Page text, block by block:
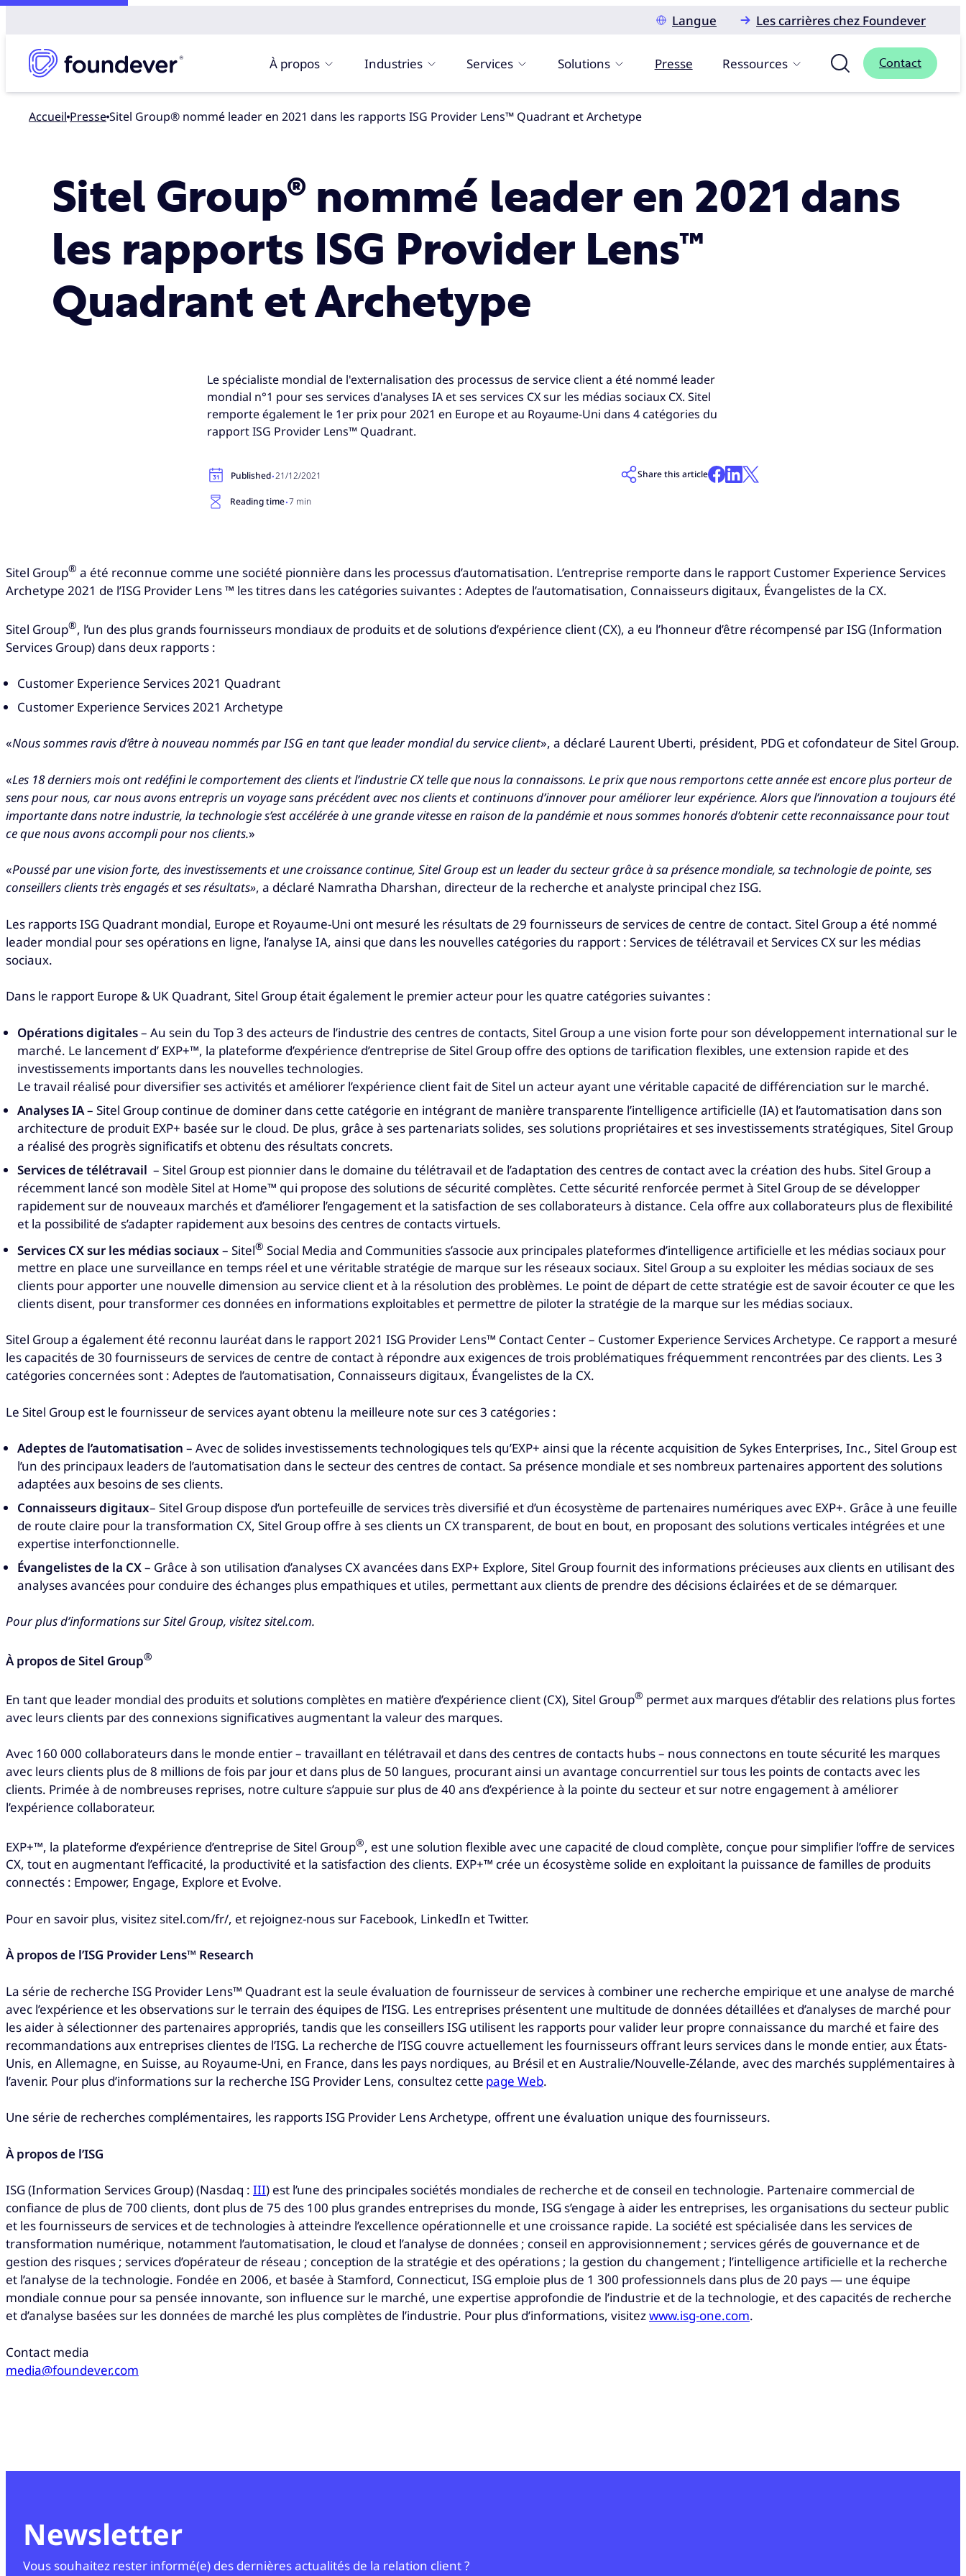
Langue
Les carrières chez Foundever
À propos Industries Services Solutions Presse Ressources Contact
Accueil presse Sitel Group® nommé leader en 2021 dans les rapports ISG Provider Lens™ Quadrant et Archetype
Sitel Group® nommé leader en 2021 dans
les rapports ISG Provider Lens™
Quadrant et Archetype
Le spécialiste mondial de l'externalisation des processus de service client a été nommé leader
mondial n°1 pour ses services d'analyses IA et ses services CX sur les médias sociaux CX. Sitel
remporte également le 1er prix pour 2021 en Europe et au Royaume-Uni dans 4 catégories du
rapport ISG Provider Lens™ Quadrant.
Published·21/12/2021
Reading time·7 min
Share this article
Sitel Group® a été reconnue comme une société pionnière dans les processus d’automatisation. L’entreprise remporte dans le rapport Customer Experience Services
Archetype 2021 de l’ISG Provider Lens ™ les titres dans les catégories suivantes : Adeptes de l’automatisation, Connaisseurs digitaux, Évangelistes de la CX.
Sitel Group®, l’un des plus grands fournisseurs mondiaux de produits et de solutions d’expérience client (CX), a eu l’honneur d’être récompensé par ISG (Information
Services Group) dans deux rapports :
Customer Experience Services 2021 Quadrant
Customer Experience Services 2021 Archetype
«Nous sommes ravis d’être à nouveau nommés par ISG en tant que leader mondial du service client», a déclaré Laurent Uberti, président, PDG et cofondateur de Sitel Group.
«Les 18 derniers mois ont redéfini le comportement des clients et l’industrie CX telle que nous la connaissons. Le prix que nous remportons cette année est encore plus porteur de
sens pour nous, car nous avons entrepris un voyage sans précédent avec nos clients et continuons d’innover pour améliorer leur expérience. Alors que l’innovation a toujours été
importante dans notre industrie, la technologie s’est accélérée à une grande vitesse en raison de la pandémie et nous sommes honorés d’obtenir cette reconnaissance pour tout
ce que nous avons accompli pour nos clients.»
«Poussé par une vision forte, des investissements et une croissance continue, Sitel Group est un leader du secteur grâce à sa présence mondiale, sa technologie de pointe, ses
conseillers clients très engagés et ses résultats», a déclaré Namratha Dharshan, directeur de la recherche et analyste principal chez ISG.
Les rapports ISG Quadrant mondial, Europe et Royaume-Uni ont mesuré les résultats de 29 fournisseurs de services de centre de contact. Sitel Group a été nommé
leader mondial pour ses opérations en ligne, l’analyse IA, ainsi que dans les nouvelles catégories du rapport : Services de télétravail et Services CX sur les médias
sociaux.
Dans le rapport Europe & UK Quadrant, Sitel Group était également le premier acteur pour les quatre catégories suivantes :
Opérations digitales– Au sein du Top 3 des acteurs de l’industrie des centres de contacts, Sitel Group a une vision forte pour son développement international sur le
marché. Le lancement d’ EXP+™, la plateforme d’expérience d’entreprise de Sitel Group offre des options de tarification flexibles, une extension rapide et des
investissements importants dans les nouvelles technologies.
Le travail réalisé pour diversifier ses activités et améliorer l’expérience client fait de Sitel un acteur ayant une véritable capacité de différenciation sur le marché.
Analyses IA– Sitel Group continue de dominer dans cette catégorie en intégrant de manière transparente l’intelligence artificielle (IA) et l’automatisation dans son
architecture de produit EXP+ basée sur le cloud. De plus, grâce à ses partenariats solides, ses solutions propriétaires et ses investissements stratégiques, Sitel Group
a réalisé des progrès significatifs et obtenu des résultats concrets.
Services de télétravail – Sitel Group est pionnier dans le domaine du télétravail et de l’adaptation des centres de contact avec la création des hubs. Sitel Group a
récemment lancé son modèle Sitel at Home™ qui propose des solutions de sécurité complètes. Cette sécurité renforcée permet à Sitel Group de se développer
rapidement sur de nouveaux marchés et d’améliorer l’engagement et la satisfaction de ses collaborateurs à distance. Cela offre aux collaborateurs plus de flexibilité
et la possibilité de s’adapter rapidement aux besoins des centres de contacts virtuels.
Services CX sur les médias sociaux – Sitel® Social Media and Communities s’associe aux principales plateformes d’intelligence artificielle et les médias sociaux pour
mettre en place une surveillance en temps réel et une véritable stratégie de marque sur les réseaux sociaux. Sitel Group a su exploiter les médias sociaux de ses
clients pour apporter une nouvelle dimension au service client et à la résolution des problèmes. Le point de départ de cette stratégie est de savoir écouter ce que les
clients disent, pour transformer ces données en informations exploitables et permettre de piloter la stratégie de la marque sur les médias sociaux.
Sitel Group a également été reconnu lauréat dans le rapport 2021 ISG Provider Lens™ Contact Center – Customer Experience Services Archetype. Ce rapport a mesuré
les capacités de 30 fournisseurs de services de centre de contact à répondre aux exigences de trois problématiques fréquemment rencontrées par des clients. Les 3
catégories concernées sont : Adeptes de l’automatisation, Connaisseurs digitaux, Évangelistes de la CX.
Le Sitel Group est le fournisseur de services ayant obtenu la meilleure note sur ces 3 catégories :
Adeptes de l’automatisation – Avec de solides investissements technologiques tels qu’EXP+ ainsi que la récente acquisition de Sykes Enterprises, Inc., Sitel Group est
l’un des principaux leaders de l’automatisation dans le secteur des centres de contact. Sa présence mondiale et ses nombreux partenaires apportent des solutions
adaptées aux besoins de ses clients.
Connaisseurs digitaux– Sitel Group dispose d’un portefeuille de services très diversifié et d’un écosystème de partenaires numériques avec EXP+. Grâce à une feuille
de route claire pour la transformation CX, Sitel Group offre à ses clients un CX transparent, de bout en bout, en proposant des solutions verticales intégrées et une
expertise interfonctionnelle.
Évangelistes de la CX– Grâce à son utilisation d’analyses CX avancées dans EXP+ Explore, Sitel Group fournit des informations précieuses aux clients en utilisant des
analyses avancées pour conduire des échanges plus empathiques et utiles, permettant aux clients de prendre des décisions éclairées et de se démarquer.
Pour plus d’informations sur Sitel Group, visitez sitel.com.
À propos de Sitel Group®
En tant que leader mondial des produits et solutions complètes en matière d’expérience client (CX), Sitel Group® permet aux marques d’établir des relations plus fortes
avec leurs clients par des connexions significatives augmentant la valeur des marques.
Avec 160 000 collaborateurs dans le monde entier – travaillant en télétravail et dans des centres de contacts hubs – nous connectons en toute sécurité les marques
avec leurs clients plus de 8 millions de fois par jour et dans plus de 50 langues, procurant ainsi un avantage concurrentiel sur tous les points de contacts avec les
clients. Primée à de nombreuses reprises, notre culture s’appuie sur plus de 40 ans d’expérience à la pointe du secteur et sur notre engagement à améliorer
l’expérience collaborateur.
EXP+™, la plateforme d’expérience d’entreprise de Sitel Group®, est une solution flexible avec une capacité de cloud complète, conçue pour simplifier l’offre de services
CX, tout en augmentant l’efficacité, la productivité et la satisfaction des clients. EXP+™ crée un écosystème solide en exploitant la puissance de familles de produits
connectés : Empower, Engage, Explore et Evolve.
Pour en savoir plus, visitez sitel.com/fr/, et rejoignez-nous sur Facebook, LinkedIn et Twitter.
À propos de l’ISG Provider Lens™ Research
La série de recherche ISG Provider Lens™ Quadrant est la seule évaluation de fournisseur de services à combiner une recherche empirique et une analyse de marché
avec l’expérience et les observations sur le terrain des équipes de l’ISG. Les entreprises présentent une multitude de données détaillées et d’analyses de marché pour
les aider à sélectionner des partenaires appropriés, tandis que les conseillers ISG utilisent les rapports pour valider leur propre connaissance du marché et faire des
recommandations aux entreprises clientes de l’ISG. La recherche de l’ISG couvre actuellement les fournisseurs offrant leurs services dans le monde entier, aux États-
Unis, en Allemagne, en Suisse, au Royaume-Uni, en France, dans les pays nordiques, au Brésil et en Australie/Nouvelle-Zélande, avec des marchés supplémentaires à
l’avenir. Pour plus d’informations sur la recherche ISG Provider Lens, consultez cette page Web.
Une série de recherches complémentaires, les rapports ISG Provider Lens Archetype, offrent une évaluation unique des fournisseurs.
À propos de l’ISG
ISG (Information Services Group) (Nasdaq : III) est l’une des principales sociétés mondiales de recherche et de conseil en technologie. Partenaire commercial de
confiance de plus de 700 clients, dont plus de 75 des 100 plus grandes entreprises du monde, ISG s’engage à aider les entreprises, les organisations du secteur public
et les fournisseurs de services et de technologies à atteindre l’excellence opérationnelle et une croissance rapide. La société est spécialisée dans les services de
transformation numérique, notamment l’automatisation, le cloud et l’analyse de données ; conseil en approvisionnement ; services gérés de gouvernance et de
gestion des risques ; services d’opérateur de réseau ; conception de la stratégie et des opérations ; la gestion du changement ; l’intelligence artificielle et la recherche
et l’analyse de la technologie. Fondée en 2006, et basée à Stamford, Connecticut, ISG emploie plus de 1 300 professionnels dans plus de 20 pays — une équipe
mondiale connue pour sa pensée innovante, son influence sur le marché, une expertise approfondie de l’industrie et de la technologie, et des capacités de recherche
et d’analyse basées sur les données de marché les plus complètes de l’industrie. Pour plus d’informations, visitezwww.isg-one.com.
Contact media
media@foundever.com
Newsletter
Vous souhaitez rester informé(e) des dernières actualités de la relation client ?